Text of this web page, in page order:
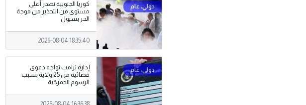
كوريا الجنوبية تصدر أعلى
مستوى من التحذير من موجة
الحر بسيول
2026-08-04 18:35:40
إدارة ترامب تواجه دعوى
قضائية من 25 ولاية بسبب
الرسوم الجمركية